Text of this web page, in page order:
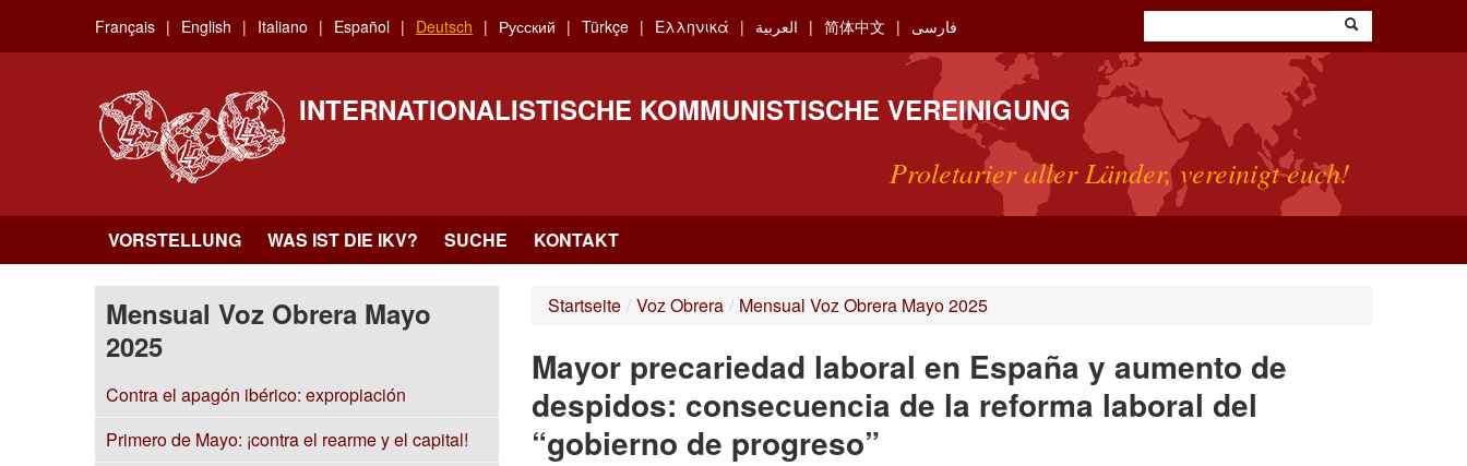
main
Français English Italiano Español Deutsch Русский Türkçe Ελληνικά العربية 简体中文 فارسی
INTERNATIONALISTISCHE KOMMUNISTISCHE VEREINIGUNG
Proletarier aller Länder, vereinigt euch!
VORSTELLUNG WAS IST DIE IKV? SUCHE KONTAKT
Mensual Voz Obrera Mayo
2025
Contra el apagón ibérico: expropiación
Primero de Mayo: ¡contra el rearme y el capital!
Startseite / Voz Obrera / Mensual Voz Obrera Mayo 2025
Mayor precariedad laboral en España y aumento de
despidos: consecuencia de la reforma laboral del
“gobierno de progreso”